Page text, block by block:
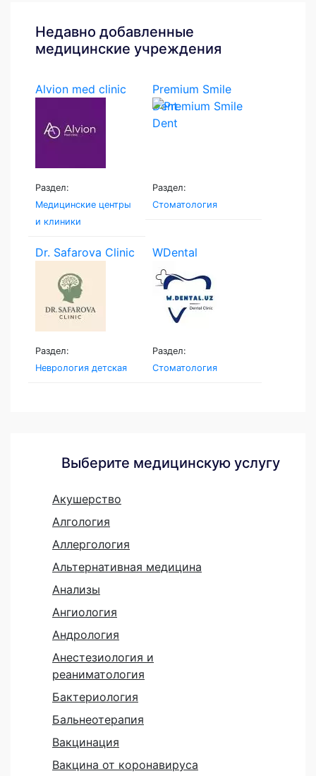
Недавно добавленные
медицинские учреждения
Alvion med clinic
Раздел:
Медицинские центры
и клиники
Premium Smile
Dent
Раздел:
Стоматология
Dr. Safarova Clinic
Раздел:
Неврология детская
WDental
Раздел:
Стоматология
Выберите медицинскую услугу
Акушерство
Алгология
Аллергология
Альтернативная медицина
Анализы
Ангиология
Андрология
Анестезиология и
реаниматология
Бактериология
Бальнеотерапия
Вакцинация
Вакцина от коронавируса